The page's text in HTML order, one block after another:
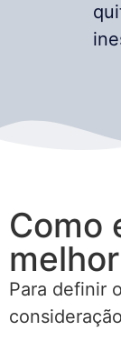
Como
Para definir